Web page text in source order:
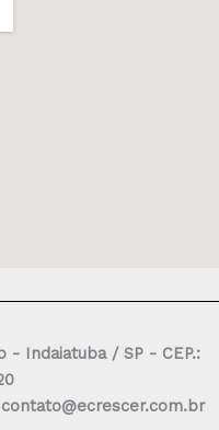
- Indaiatuba / SP - CEP.: